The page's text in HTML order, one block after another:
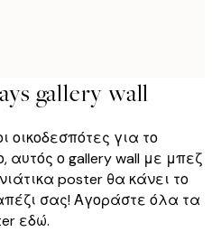
gallery wall
οικοδεσπότες για το
αυτός ο gallery wall με μπεζ
poster θα κάνει το
σας! Αγοράστε όλα τα
εδώ.